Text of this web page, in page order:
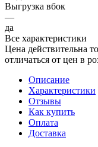
Выгрузка вбок
—
да
Все характеристики
Цена действительна
отличаться от цен в
Описание
Характеристики
Отзывы
Как купить
Оплата
Доставка